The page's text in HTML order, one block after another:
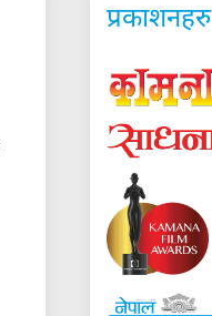
प्रकाशनहरु